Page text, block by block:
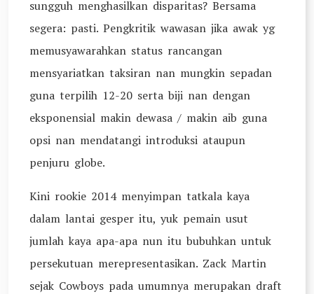
sungguh menghasilkan disparitas? Bersama
segera: pasti. Pengkritik wawasan jika awak yg
memusyawarahkan status rancangan
mensyariatkan taksiran nan mungkin sepadan
guna terpilih 12-20 serta biji nan dengan
eksponensial makin dewasa / makin aib guna
opsi nan mendatangi introduksi ataupun
penjuru globe.
Kini rookie 2014 menyimpan tatkala kaya
dalam lantai gesper itu, yuk pemain usut
jumlah kaya apa-apa nun itu bubuhkan untuk
persekutuan merepresentasikan. Zack Martin
sejak Cowboys pada umumnya merupakan draft